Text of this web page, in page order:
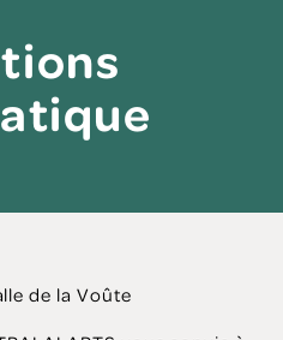
de la Voûte